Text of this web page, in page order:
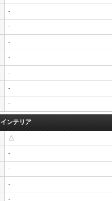
-
-
-
-
-
-
-
インテリア
△
-
-
-
-